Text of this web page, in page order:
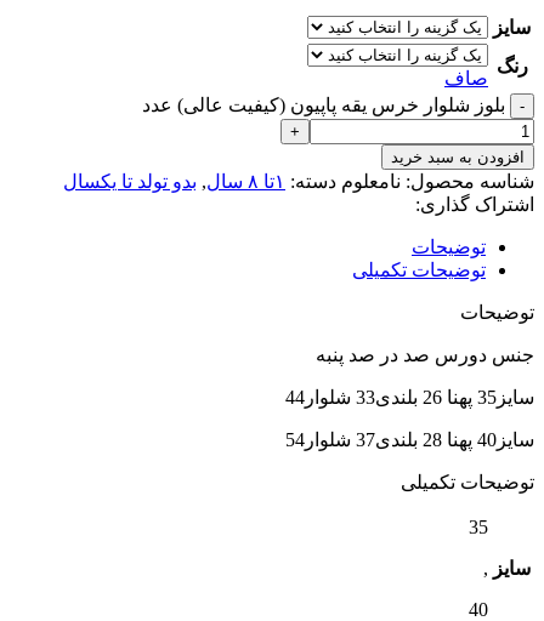
سایز
رنگ
صاف
بلوز شلوار خرس یقه پاپیون (کیفیت عالی) عدد
افزودن به سبد خرید
شناسه محصول: نامعلوم دسته: ۱تا ۸ سال , بدو تولد تا یکسال
اشتراک گذاری:
توضیحات
توضیحات تکمیلی
توضیحات
جنس دورس صد در صد پنبه
سایز35 پهنا 26 بلندی33 شلوار44
سایز40 پهنا 28 بلندی37 شلوار54
توضیحات تکمیلی
سایز
35
,
40